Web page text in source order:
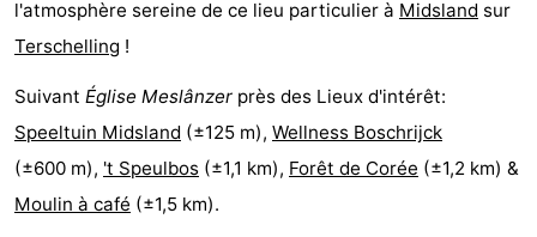
Faire
du
vélo
-
Randonnée
-
Équitation
-
Surfen
-
l'atmosphère sereine de ce lieu particulier à Midsland sur
Terschelling !
Suivant Église Meslânzer près des Lieux d'intérêt:
Speeltuin Midsland (±125 m), Wellness Boschrijck
(±600 m), 't Speulbos (±1,1 km), Forêt de Corée (±1,2 km) &
Moulin à café (±1,5 km).